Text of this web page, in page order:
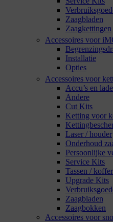
Zaagbladen
Zaagkettingen
Accessoires voor
Installatie
Opties
Accessoires voor
Accu’s en
Andere
Cut Kits
Ketting voor
Laser / houder
Onderhoud
Persoonlijke
Service Kits
Tassen /
Upgrade Kits
Zaagbladen
Zaagbokken
Accessoires voor